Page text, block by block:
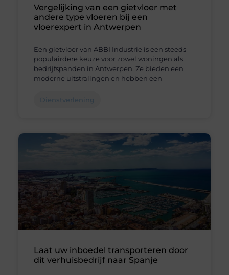
Vergelijking van een gietvloer met
andere type vloeren bij een
vloerexpert in Antwerpen
Een gietvloer van ABBI Industrie is een steeds
populairdere keuze voor zowel woningen als
bedrijfspanden in Antwerpen. Ze bieden een
moderne uitstralingen en hebben een
Dienstverlening
Laat uw inboedel transporteren door
dit verhuisbedrijf naar Spanje